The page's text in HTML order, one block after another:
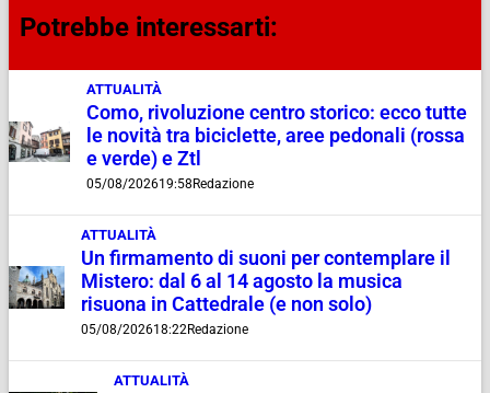
Potrebbe interessarti:
ATTUALITÀ
Como, rivoluzione centro storico: ecco tutte
le novità tra biciclette, aree pedonali (rossa
e verde) e Ztl
05/08/202619:58Redazione
ATTUALITÀ
Un firmamento di suoni per contemplare il
Mistero: dal 6 al 14 agosto la musica
risuona in Cattedrale (e non solo)
05/08/202618:22Redazione
ATTUALITÀ